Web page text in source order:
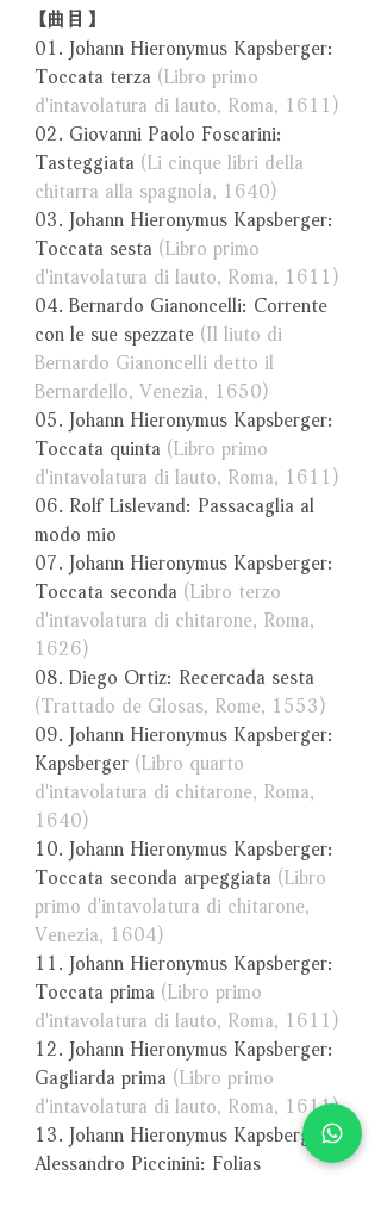
【曲目】
01. Johann Hieronymus Kapsberger:
Toccata terza (Libro primo
d'intavolatura di lauto, Roma, 1611)
02. Giovanni Paolo Foscarini:
Tasteggiata (Li cinque libri della
chitarra alla spagnola, 1640)
03. Johann Hieronymus Kapsberger:
Toccata sesta (Libro primo
d'intavolatura di lauto, Roma, 1611)
04. Bernardo Gianoncelli: Corrente
con le sue spezzate (Il liuto di
Bernardo Gianoncelli detto il
Bernardello, Venezia, 1650)
05. Johann Hieronymus Kapsberger:
Toccata quinta (Libro primo
d'intavolatura di lauto, Roma, 1611)
06. Rolf Lislevand: Passacaglia al
modo mio
07. Johann Hieronymus Kapsberger:
Toccata seconda (Libro terzo
d'intavolatura di chitarone, Roma,
1626)
08. Diego Ortiz: Recercada sesta
(Trattado de Glosas, Rome, 1553)
09. Johann Hieronymus Kapsberger:
Kapsberger (Libro quarto
d'intavolatura di chitarone, Roma,
1640)
10. Johann Hieronymus Kapsberger:
Toccata seconda arpeggiata (Libro
primo d'intavolatura di chitarone,
Venezia, 1604)
11. Johann Hieronymus Kapsberger:
Toccata prima (Libro primo
d'intavolatura di lauto, Roma, 1611)
12. Johann Hieronymus Kapsberger:
Gagliarda prima (Libro primo
d'intavolatura di lauto, Roma, 1611)
13. Johann Hieronymus Kapsberger,
Alessandro Piccinini: Folias